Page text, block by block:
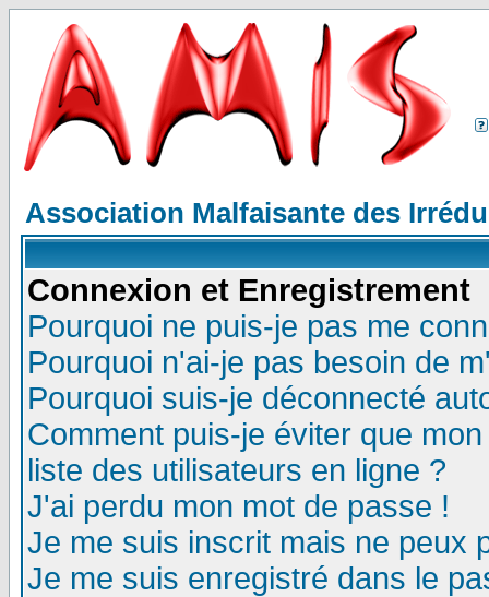
Association Malfaisante des
Connexion et Enregistrement
Pourquoi ne puis-je pas me
Pourquoi n'ai-je pas besoin de
Pourquoi suis-je déconnecté
Comment puis-je éviter que
liste des utilisateurs en ligne ?
J'ai perdu mon mot de passe !
Je me suis inscrit mais ne peux
Je me suis enregistré dans le